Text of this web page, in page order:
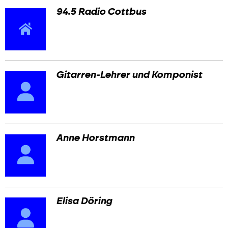
94.5 Radio Cottbus
Gitarren-Lehrer und Komponist
Anne Horstmann
Elisa Döring